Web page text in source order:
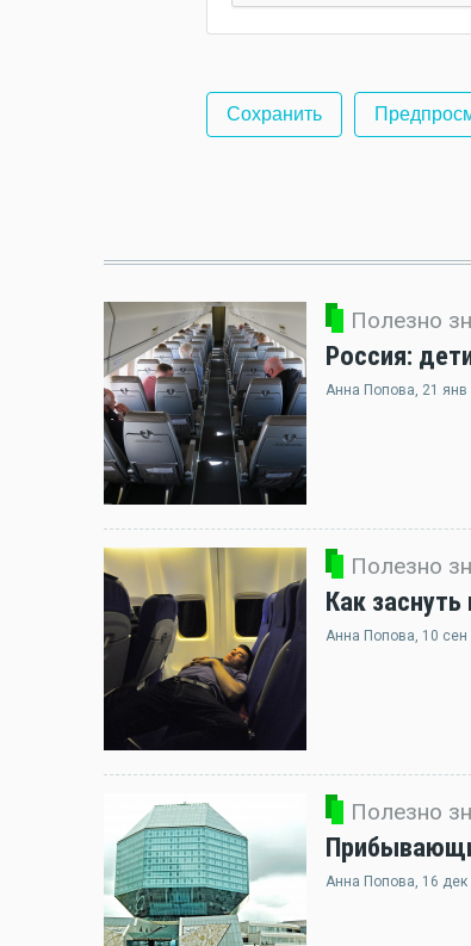
Полезно
Россия:
Анна Попова, 21 янв
Полезно
Как
Анна Попова, 10
Полезно
Анна Попова, 16